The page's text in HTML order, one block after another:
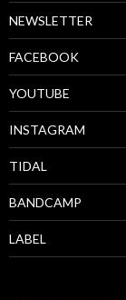
NEWSLETTER
FACEBOOK
YOUTUBE
INSTAGRAM
TIDAL
BANDCAMP
LABEL